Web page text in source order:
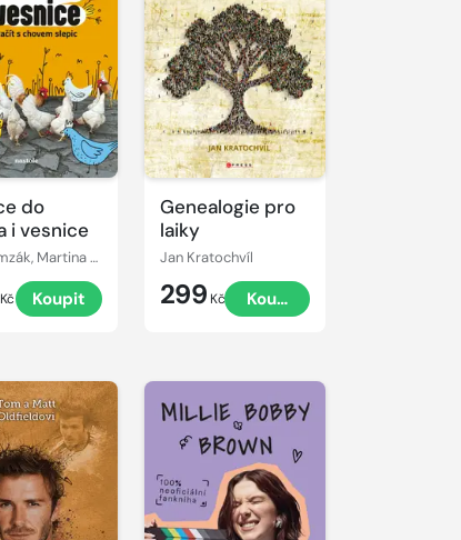
do
i vesnice
Jan Komzák, Martina Coufalová
Kč Koupit
Genealogie pro
laiky
Jan Kratochvíl
299 Kč Koupit